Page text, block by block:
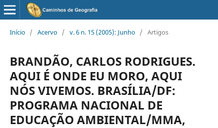
Início / Acervo / v. 6 n. 15 (2005): Junho / Artigos
BRANDÃO, CARLOS RODRIGUES.
AQUI É ONDE EU MORO, AQUI
NÓS VIVEMOS. BRASÍLIA/DF:
PROGRAMA NACIONAL DE
EDUCAÇÃO AMBIENTAL/MMA,